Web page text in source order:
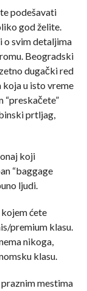
podešavati
god želite.
o svim detaljima
Beogradski
dugački red
u isto vreme
“preskačete”
prtljag,
koji
“baggage
ljudi.
ćete
premium klasu.
nikoga,
klasu.
mestima